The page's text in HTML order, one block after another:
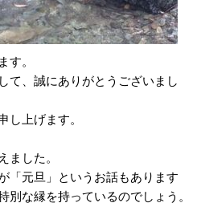
す。
て、誠にありがとうございまし
し上げます。
ました。
「元旦」というお話もあります
別な縁を持っているのでしょう。